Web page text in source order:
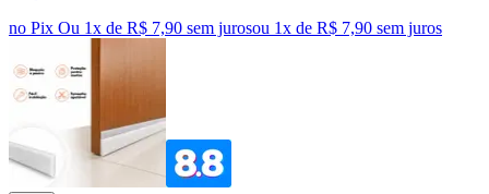
no Pix Ou 1x de R$ 7,90 sem jurosou 1x de R$ 7,90 sem juros